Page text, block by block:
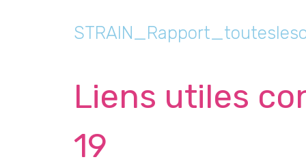
Liens utiles
19